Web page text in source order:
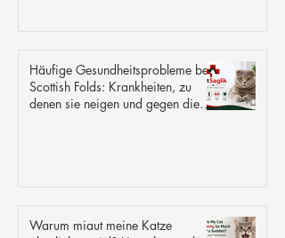
Häufige Gesundheitsprobleme bei
Scottish Folds: Krankheiten, zu
denen sie neigen und gegen die
Warum miaut meine Katze